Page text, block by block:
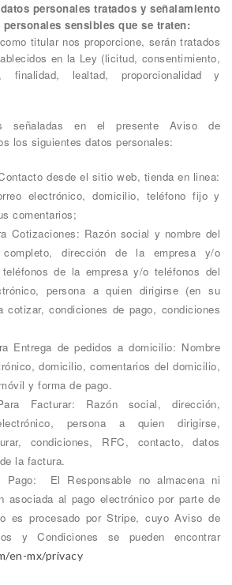
personales tratados y señalamiento
sensibles que se traten:
titular nos proporcione, serán tratados
en la Ley (licitud, consentimiento,
finalidad, lealtad, proporcionalidad y
señaladas en el presente Aviso de
los siguientes datos personales:
desde el sitio web, tienda en linea:
electrónico, domicilio, teléfono fijo y
comentarios;
Cotizaciones: Razón social y nombre del
dirección de la empresa y/o
de la empresa y/o teléfonos del
persona a quien dirigirse (en su
cotizar, condiciones de pago, condiciones
Entrega de pedidos a domicilio: Nombre
domicilio, comentarios del domicilio,
y forma de pago.
Facturar: Razón social, dirección,
persona a quien dirigirse,
condiciones, RFC, contacto, datos
la factura.
Pago: El Responsable no almacena ni
asociada al pago electrónico por parte de
es procesado por Stripe, cuyo Aviso de
y Condiciones se pueden encontrar
en-mx/privacy